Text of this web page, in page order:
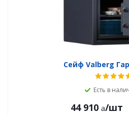
Сейф Valberg
Есть в
44 910 /шт